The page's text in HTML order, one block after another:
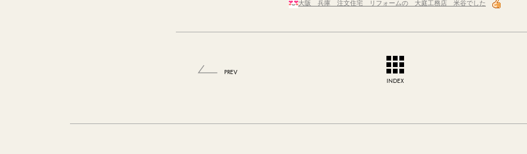
大阪 兵庫 注文住宅 リフォームの 大庭工務店 米谷でした
PREV
INDEX